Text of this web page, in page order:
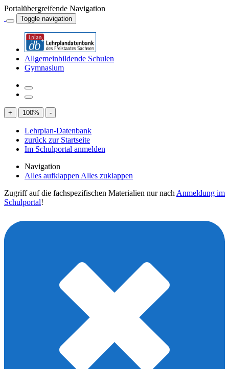
Portalübergreifende Navigation
Toggle navigation
Allgemeinbildende Schulen
Gymnasium
+ 100% -
Lehrplan-Datenbank
zurück zur Startseite
Im Schulportal anmelden
Navigation
Alles aufklappen Alles zuklappen
Zugriff auf die fachspezifischen Materialien nur nach Anmeldung im
Schulportal!